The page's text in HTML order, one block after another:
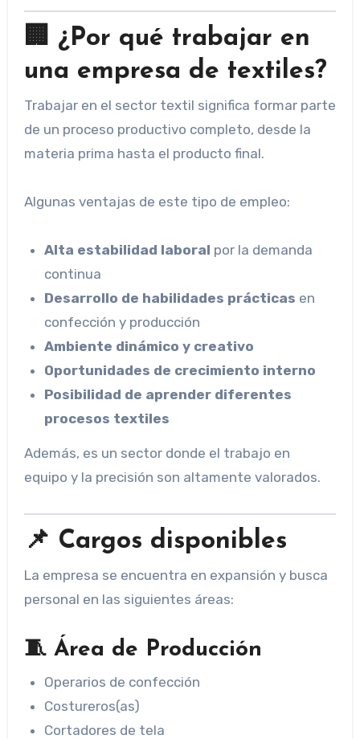
🏢 ¿Por qué trabajar en
una empresa de textiles?
Trabajar en el sector textil significa formar parte
de un proceso productivo completo, desde la
materia prima hasta el producto final.
Algunas ventajas de este tipo de empleo:
Alta estabilidad laboral por la demanda
continua
Desarrollo de habilidades prácticas en
confección y producción
Ambiente dinámico y creativo
Oportunidades de crecimiento interno
Posibilidad de aprender diferentes
procesos textiles
Además, es un sector donde el trabajo en
equipo y la precisión son altamente valorados.
📌 Cargos disponibles
La empresa se encuentra en expansión y busca
personal en las siguientes áreas:
🧵 Área de Producción
Operarios de confección
Costureros(as)
Cortadores de tela